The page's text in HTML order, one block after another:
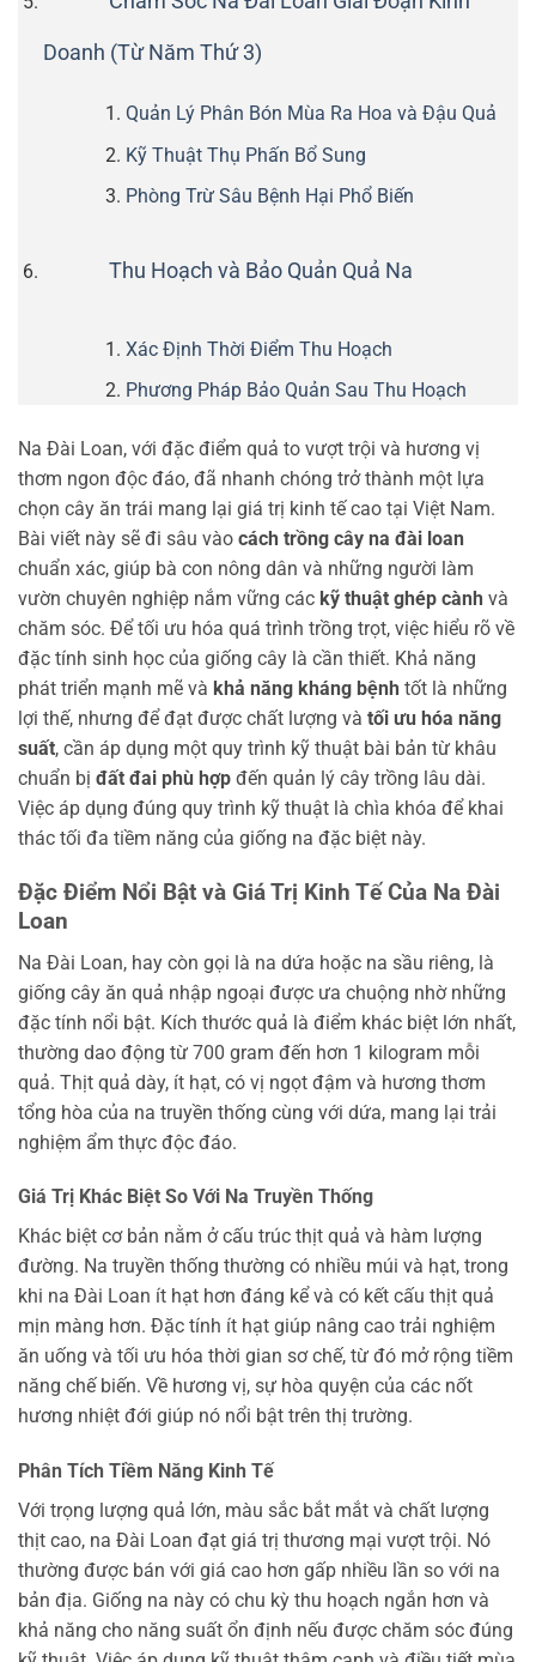
Doanh (Từ Năm Thứ 3)
Quản Lý Phân Bón Mùa Ra Hoa và Đậu Quả
Kỹ Thuật Thụ Phấn Bổ Sung
Phòng Trừ Sâu Bệnh Hại Phổ Biến
Thu Hoạch và Bảo Quản Quả Na
Xác Định Thời Điểm Thu Hoạch
Phương Pháp Bảo Quản Sau Thu Hoạch
Na Đài Loan, với đặc điểm quả to vượt trội và hương vị
thơm ngon độc đáo, đã nhanh chóng trở thành một lựa
chọn cây ăn trái mang lại giá trị kinh tế cao tại Việt Nam.
Bài viết này sẽ đi sâu vào cách trồng cây na đài loan
chuẩn xác, giúp bà con nông dân và những người làm
vườn chuyên nghiệp nắm vững các kỹ thuật ghép cành và
chăm sóc. Để tối ưu hóa quá trình trồng trọt, việc hiểu rõ về
đặc tính sinh học của giống cây là cần thiết. Khả năng
phát triển mạnh mẽ và khả năng kháng bệnh tốt là những
lợi thế, nhưng để đạt được chất lượng và tối ưu hóa năng
suất, cần áp dụng một quy trình kỹ thuật bài bản từ khâu
chuẩn bị đất đai phù hợp đến quản lý cây trồng lâu dài.
Việc áp dụng đúng quy trình kỹ thuật là chìa khóa để khai
thác tối đa tiềm năng của giống na đặc biệt này.
Đặc Điểm Nổi Bật và Giá Trị Kinh Tế Của Na Đài
Loan
Na Đài Loan, hay còn gọi là na dứa hoặc na sầu riêng, là
giống cây ăn quả nhập ngoại được ưa chuộng nhờ những
đặc tính nổi bật. Kích thước quả là điểm khác biệt lớn nhất,
thường dao động từ 700 gram đến hơn 1 kilogram mỗi
quả. Thịt quả dày, ít hạt, có vị ngọt đậm và hương thơm
tổng hòa của na truyền thống cùng với dứa, mang lại trải
nghiệm ẩm thực độc đáo.
Giá Trị Khác Biệt So Với Na Truyền Thống
Khác biệt cơ bản nằm ở cấu trúc thịt quả và hàm lượng
đường. Na truyền thống thường có nhiều múi và hạt, trong
khi na Đài Loan ít hạt hơn đáng kể và có kết cấu thịt quả
mịn màng hơn. Đặc tính ít hạt giúp nâng cao trải nghiệm
ăn uống và tối ưu hóa thời gian sơ chế, từ đó mở rộng tiềm
năng chế biến. Về hương vị, sự hòa quyện của các nốt
hương nhiệt đới giúp nó nổi bật trên thị trường.
Phân Tích Tiềm Năng Kinh Tế
Với trọng lượng quả lớn, màu sắc bắt mắt và chất lượng
thịt cao, na Đài Loan đạt giá trị thương mại vượt trội. Nó
thường được bán với giá cao hơn gấp nhiều lần so với na
bản địa. Giống na này có chu kỳ thu hoạch ngắn hơn và
khả năng cho năng suất ổn định nếu được chăm sóc đúng